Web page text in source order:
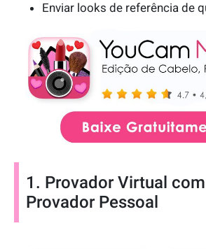
Enviar looks de referência de
1. Provador Virtual
Provador Pessoal